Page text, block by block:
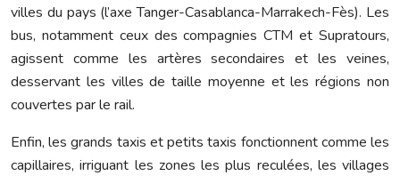
villes du pays (l’axe Tanger-Casablanca-Marrakech-Fès). Les
bus, notamment ceux des compagnies CTM et Supratours,
agissent comme les artères secondaires et les veines,
desservant les villes de taille moyenne et les régions non
couvertes par le rail.
Enfin, les grands taxis et petits taxis fonctionnent comme les
capillaires, irriguant les zones les plus reculées, les villages